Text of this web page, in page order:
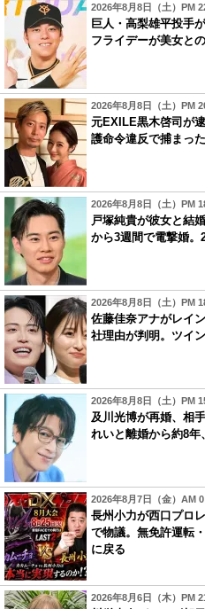
2026年8月8日（土）PM
巨人・高梨雄平投手
フライデーが美女と
2026年8月8日（土）PM
元EXILE黒木啓司が
護命令違反で捕まっ
2026年8月8日（土）PM
戸塚純貴が彼女と結
から3週間で電撃婚。
2026年8月8日（土）PM
佐藤佳奈アナがレイ
社理由が判明。ツイ
2026年8月8日（土）PM
及川光博が再婚、相
れいと離婚から約8
2026年8月7日（金）AM
長州小力が西口プロ
で物議。無免許運転
に戻る
2026年8月6日（木）PM